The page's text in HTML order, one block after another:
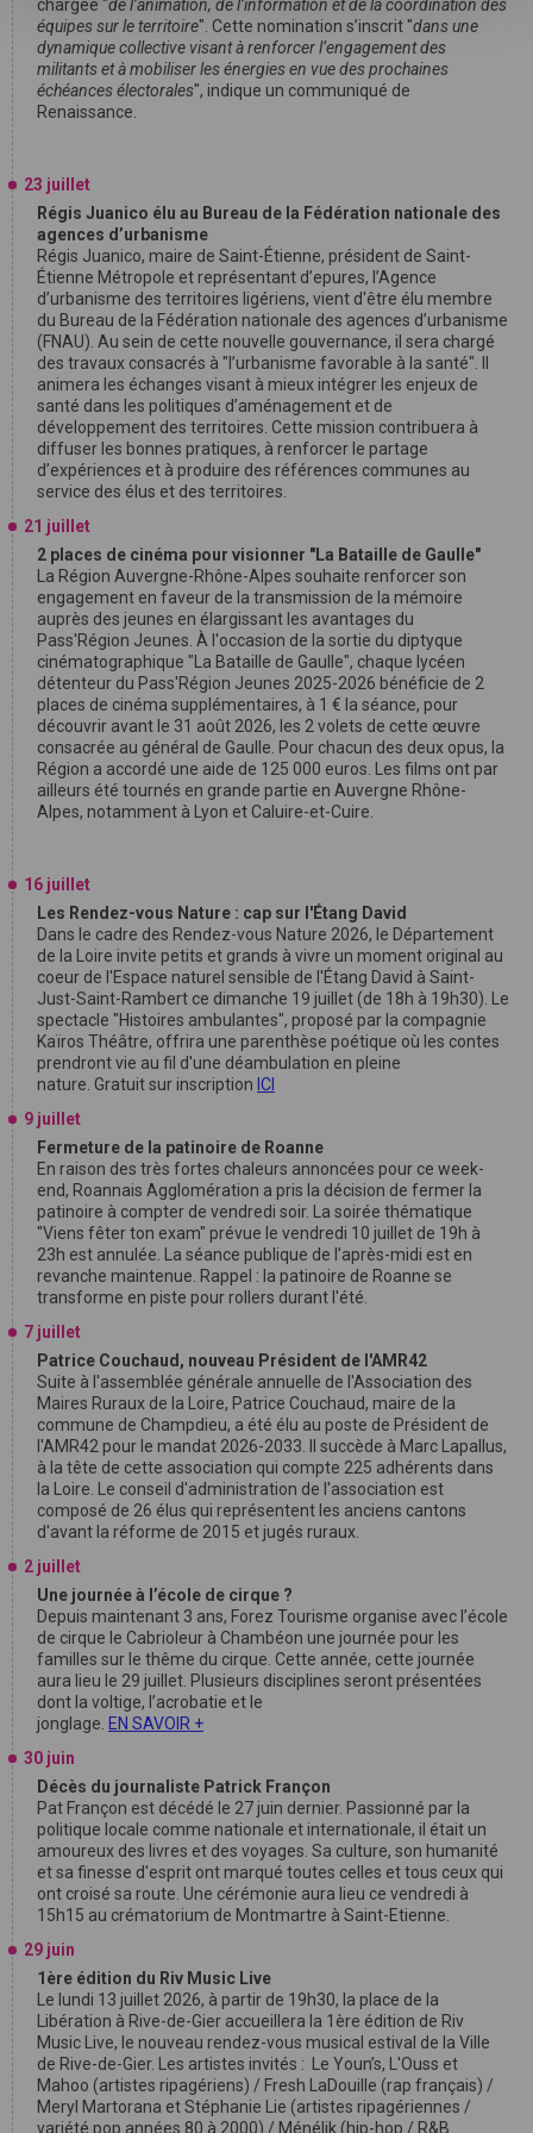
chargée "de l’animation, de l’information et de la coordination des
équipes sur le territoire". Cette nomination s’inscrit "dans une
dynamique collective visant à renforcer l’engagement des
militants et à mobiliser les énergies en vue des prochaines
échéances électorales", indique un communiqué de
Renaissance.
23 juillet
Régis Juanico élu au Bureau de la Fédération nationale des
agences d’urbanisme
Régis Juanico, maire de Saint-Étienne, président de Saint-
Étienne Métropole et représentant d’epures, l’Agence
d’urbanisme des territoires ligériens, vient d'être élu membre
du Bureau de la Fédération nationale des agences d’urbanisme
(FNAU). Au sein de cette nouvelle gouvernance, il sera chargé
des travaux consacrés à "l’urbanisme favorable à la santé". Il
animera les échanges visant à mieux intégrer les enjeux de
santé dans les politiques d’aménagement et de
développement des territoires. Cette mission contribuera à
diffuser les bonnes pratiques, à renforcer le partage
d’expériences et à produire des références communes au
service des élus et des territoires.
21 juillet
2 places de cinéma pour visionner "La Bataille de Gaulle"
La Région Auvergne-Rhône-Alpes souhaite renforcer son
engagement en faveur de la transmission de la mémoire
auprès des jeunes en élargissant les avantages du
Pass'Région Jeunes. À l'occasion de la sortie du diptyque
cinématographique "La Bataille de Gaulle", chaque lycéen
détenteur du Pass'Région Jeunes 2025-2026 bénéficie de 2
places de cinéma supplémentaires, à 1 € la séance, pour
découvrir avant le 31 août 2026, les 2 volets de cette œuvre
consacrée au général de Gaulle. Pour chacun des deux opus, la
Région a accordé une aide de 125 000 euros. Les films ont par
ailleurs été tournés en grande partie en Auvergne Rhône-
Alpes, notamment à Lyon et Caluire-et-Cuire.
16 juillet
Les Rendez-vous Nature : cap sur l'Étang David
Dans le cadre des Rendez-vous Nature 2026, le Département
de la Loire invite petits et grands à vivre un moment original au
coeur de l'Espace naturel sensible de l'Étang David à Saint-
Just-Saint-Rambert ce dimanche 19 juillet (de 18h à 19h30). Le
spectacle "Histoires ambulantes", proposé par la compagnie
Kaïros Théâtre, offrira une parenthèse poétique où les contes
prendront vie au fil d'une déambulation en pleine
nature. Gratuit sur inscription ICI
9 juillet
Fermeture de la patinoire de Roanne
En raison des très fortes chaleurs annoncées pour ce week-
end, Roannais Agglomération a pris la décision de fermer la
patinoire à compter de vendredi soir. La soirée thématique
"Viens fêter ton exam" prévue le vendredi 10 juillet de 19h à
23h est annulée. La séance publique de l’après-midi est en
revanche maintenue. Rappel : la patinoire de Roanne se
transforme en piste pour rollers durant l'été.
7 juillet
Patrice Couchaud, nouveau Président de l'AMR42
Suite à l'assemblée générale annuelle de l'Association des
Maires Ruraux de la Loire, Patrice Couchaud, maire de la
commune de Champdieu, a été élu au poste de Président de
l'AMR42 pour le mandat 2026-2033. Il succède à Marc Lapallus,
à la tête de cette association qui compte 225 adhérents dans
la Loire. Le conseil d'administration de l'association est
composé de 26 élus qui représentent les anciens cantons
d'avant la réforme de 2015 et jugés ruraux.
2 juillet
Une journée à l’école de cirque ?
Depuis maintenant 3 ans, Forez Tourisme organise avec l’école
de cirque le Cabrioleur à Chambéon une journée pour les
familles sur le thême du cirque. Cette année, cette journée
aura lieu le 29 juillet. Plusieurs disciplines seront présentées
dont la voltige, l’acrobatie et le
jonglage. EN SAVOIR +
30 juin
Décès du journaliste Patrick Françon
Pat Françon est décédé le 27 juin dernier. Passionné par la
politique locale comme nationale et internationale, il était un
amoureux des livres et des voyages. Sa culture, son humanité
et sa finesse d'esprit ont marqué toutes celles et tous ceux qui
ont croisé sa route. Une cérémonie aura lieu ce vendredi à
15h15 au crématorium de Montmartre à Saint-Etienne.
29 juin
1ère édition du Riv Music Live
Le lundi 13 juillet 2026, à partir de 19h30, la place de la
Libération à Rive-de-Gier accueillera la 1ère édition de Riv
Music Live, le nouveau rendez-vous musical estival de la Ville
de Rive-de-Gier. Les artistes invités : Le Youn’s, L'Ouss et
Mahoo (artistes ripagériens) / Fresh LaDouille (rap français) /
Meryl Martorana et Stéphanie Lie (artistes ripagériennes /
variété pop années 80 à 2000) / Ménélik (hip-hop / R&B